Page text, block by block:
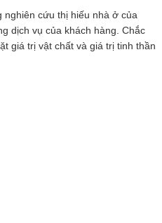
nghiên cứu thị hiếu nhà ở của
dịch vụ của khách hàng. Chắc
giá trị vật chất và giá trị tinh thần